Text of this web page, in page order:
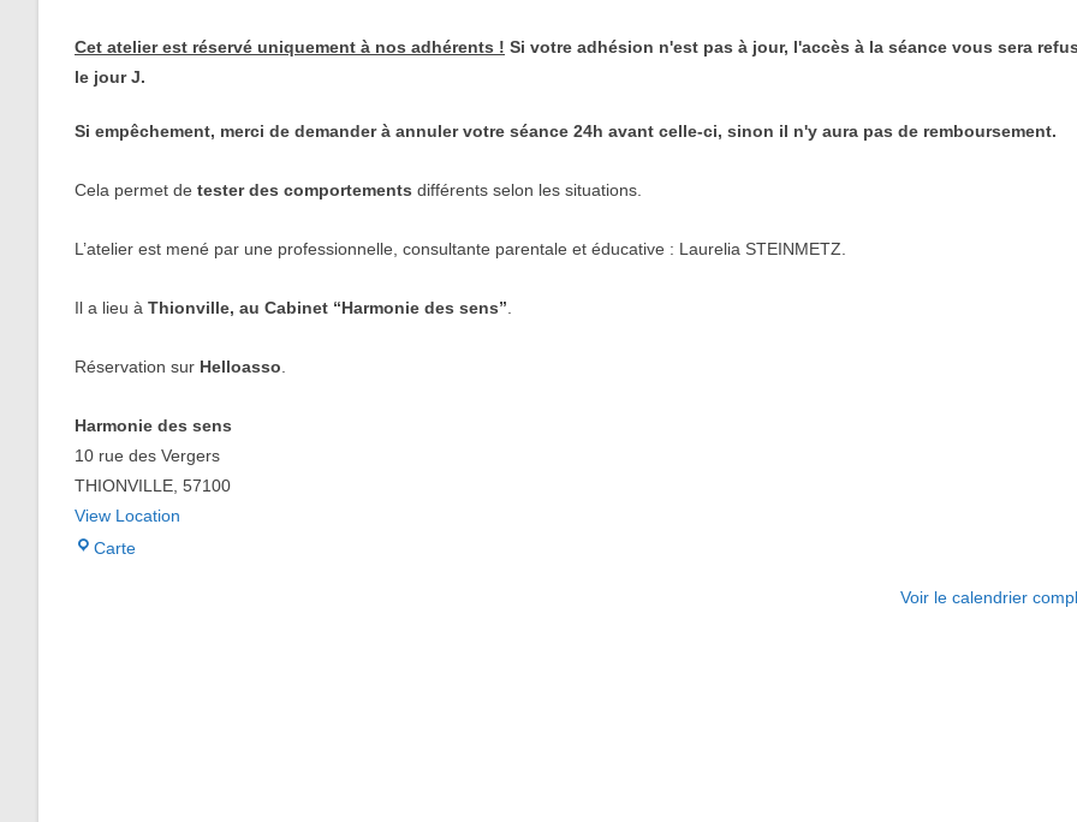
Cet atelier est réservé uniquement à nos adhérents ! Si votre adhésion n'est pas à jour, l'accès à la séance vous sera
le jour J.
Si empêchement, merci de demander à annuler votre séance 24h avant celle-ci, sinon il n'y aura pas de remboursement.
Cela permet de tester des comportements différents selon les situations.
L’atelier est mené par une professionnelle, consultante parentale et éducative : Laurelia STEINMETZ.
Il a lieu à Thionville, au Cabinet “Harmonie des sens”.
Réservation sur Helloasso.
Harmonie des sens
10 rue des Vergers
THIONVILLE, 57100
View Location
CarteHarmonie
Voir le calendrier